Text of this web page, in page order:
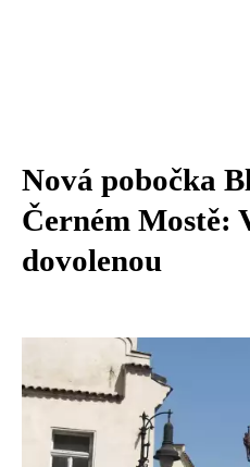
Nová pobočka
Černém Mostě:
dovolenou